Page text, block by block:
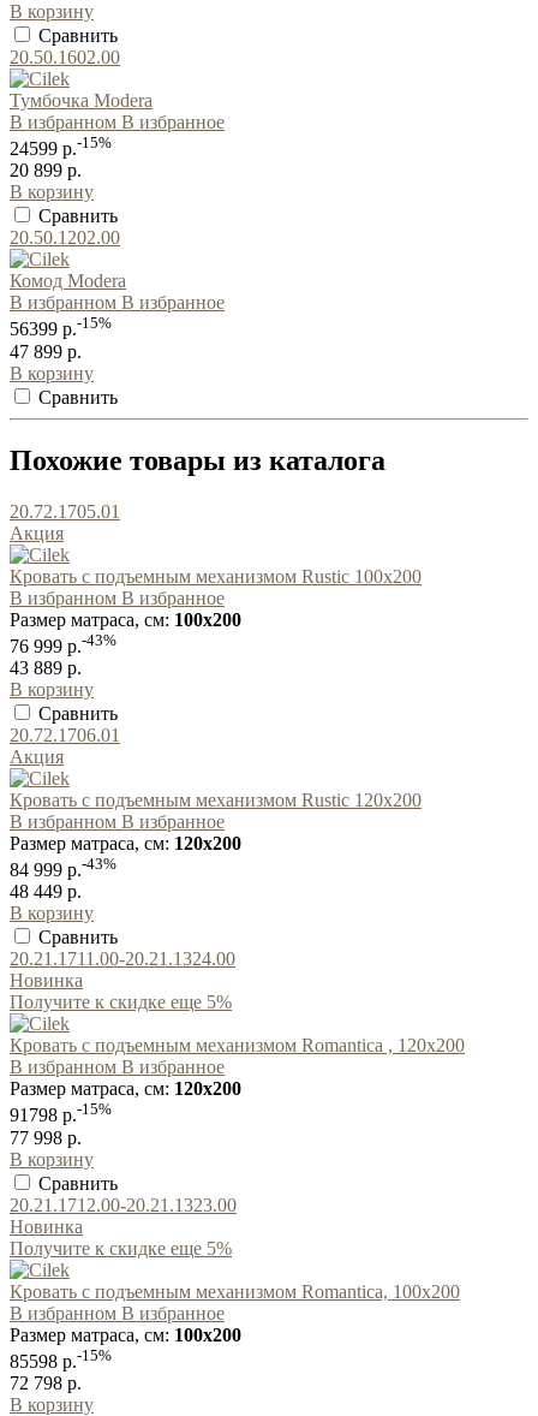
В корзину
Сравнить
20.50.1602.00
Тумбочка Modera
В избранном В избранное
24599 р.-15%
20 899 р.
В корзину
Сравнить
20.50.1202.00
Комод Modera
В избранном В избранное
56399 р.-15%
47 899 р.
В корзину
Сравнить
Похожие товары из каталога
20.72.1705.01
Акция
Кровать с подъемным механизмом Rustic 100x200
В избранном В избранное
Размер матраса, см: 100x200
76 999 р.-43%
43 889 р.
В корзину
Сравнить
20.72.1706.01
Акция
Кровать с подъемным механизмом Rustic 120x200
В избранном В избранное
Размер матраса, см: 120x200
84 999 р.-43%
48 449 р.
В корзину
Сравнить
20.21.1711.00-20.21.1324.00
Новинка
Получите к скидке еще 5%
Кровать с подъемным механизмом Romantica , 120х200
В избранном В избранное
Размер матраса, см: 120x200
91798 р.-15%
77 998 р.
В корзину
Сравнить
20.21.1712.00-20.21.1323.00
Новинка
Получите к скидке еще 5%
Кровать с подъемным механизмом Romantica, 100х200
В избранном В избранное
Размер матраса, см: 100x200
85598 р.-15%
72 798 р.
В корзину